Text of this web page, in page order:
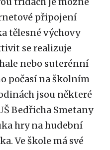
připojení
tělesné výchovy
se realizuje
nebo suterénní
počasí na školním
jsou některé
Bedřicha Smetany
hry na hudební
Ve škole má své